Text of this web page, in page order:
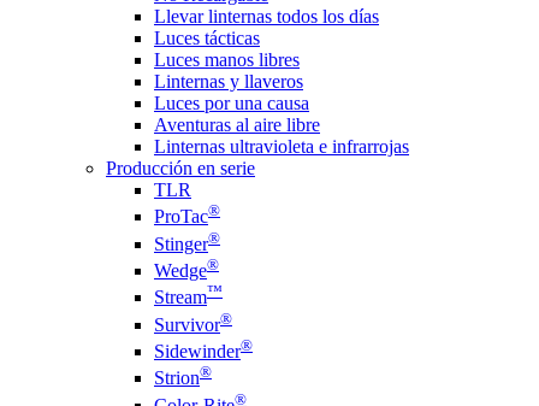
Llevar linternas todos los días
Luces tácticas
Luces manos libres
Linternas y llaveros
Luces por una causa
Aventuras al aire libre
Linternas ultravioleta e infrarrojas
Producción en serie
TLR
ProTac®
Stinger®
Wedge®
Stream™
Survivor®
Sidewinder®
Strion®
®